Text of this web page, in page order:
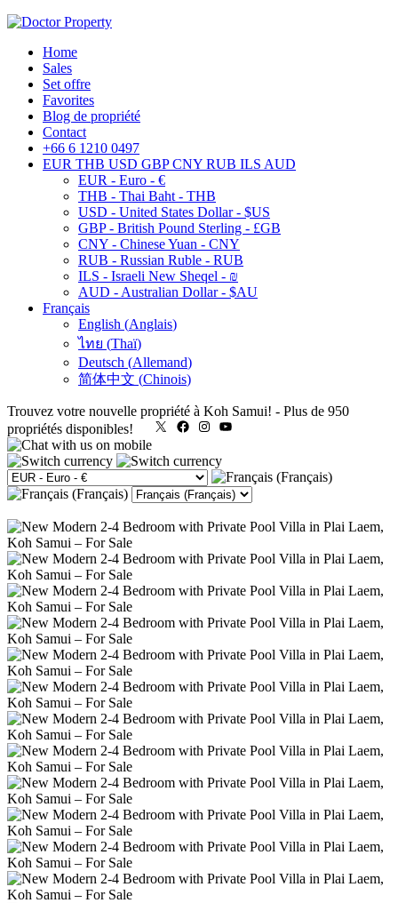
Home
Sales
Set offre
Favorites
Blog de propriété
Contact
+66 6 1210 0497
EUR THB USD GBP CNY RUB ILS AUD
EUR - Euro - €
THB - Thai Baht - THB
USD - United States Dollar - $US
GBP - British Pound Sterling - £GB
CNY - Chinese Yuan - CNY
RUB - Russian Ruble - RUB
ILS - Israeli New Sheqel - ₪
AUD - Australian Dollar - $AU
Français
English (Anglais)
ไทย (Thaï)
Deutsch (Allemand)
简体中文 (Chinois)
Trouvez votre nouvelle propriété à Koh Samui! - Plus de 950
propriétés disponibles!
X FacebookInstagram